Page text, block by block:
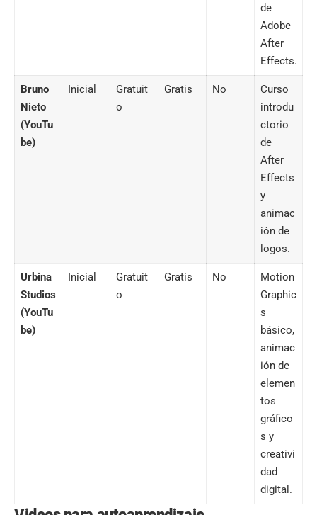
de
Adobe
After
Effects.
Bruno
Nieto
(YouTu
be)
Inicial
Gratuit
o
Gratis No
Curso
introdu
ctorio
de
After
Effects
y
animac
ión de
logos.
Urbina
Studios
(YouTu
be)
Inicial
Gratuit
o
Gratis No
Motion
Graphic
s
básico,
animac
ión de
elemen
tos
gráfico
s y
creativi
dad
digital.